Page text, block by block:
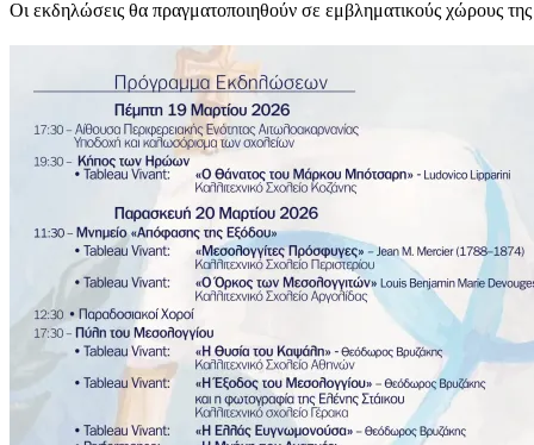
Οι εκδηλώσεις θα πραγματοποιηθούν σε εμβληματικούς χώρους